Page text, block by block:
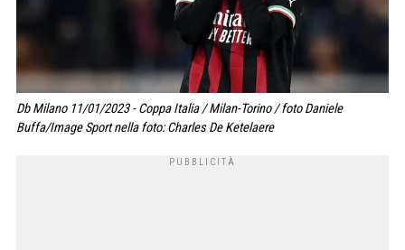
Db Milano 11/01/2023 - Coppa Italia / Milan-Torino / foto Daniele
Buffa/Image Sport nella foto: Charles De Ketelaere